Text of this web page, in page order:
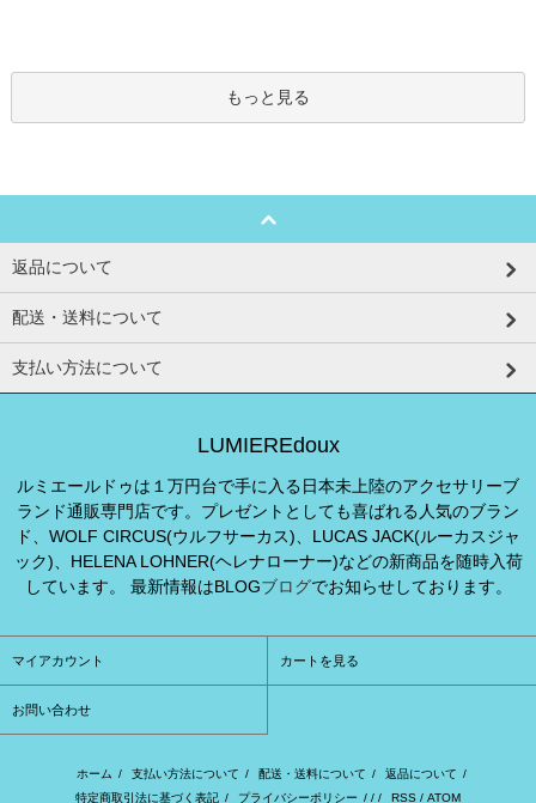
もっと見る
返品について
配送・送料について
支払い方法について
LUMIEREdoux
ルミエールドゥは１万円台で手に入る日本未上陸のアクセサリーブ
ランド通販専門店です。プレゼントとしても喜ばれる人気のブラン
ド、WOLF CIRCUS(ウルフサーカス)、LUCAS JACK(ルーカスジャ
ック)、HELENA LOHNER(ヘレナローナー)などの新商品を随時入荷
しています。 最新情報はBLOGブログでお知らせしております。
マイアカウント カートを見る
お問い合わせ
ホーム / 支払い方法について / 配送・送料について / 返品について /
特定商取引法に基づく表記 / プライバシーポリシー / / / RSS / ATOM